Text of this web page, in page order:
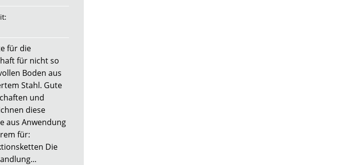
für die
für nicht so
Boden aus
Stahl. Gute
und
diese
aus Anwendung
für:
Die